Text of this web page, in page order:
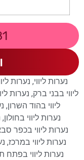
נערות ליווי, נערות
ליווי בבני ברק, נערות
ליווי בהוד השרון,
נערות ליווי בחולון,
נערות ליווי בכפר
נערות ליווי במרכז,
נערות ליווי בפתח